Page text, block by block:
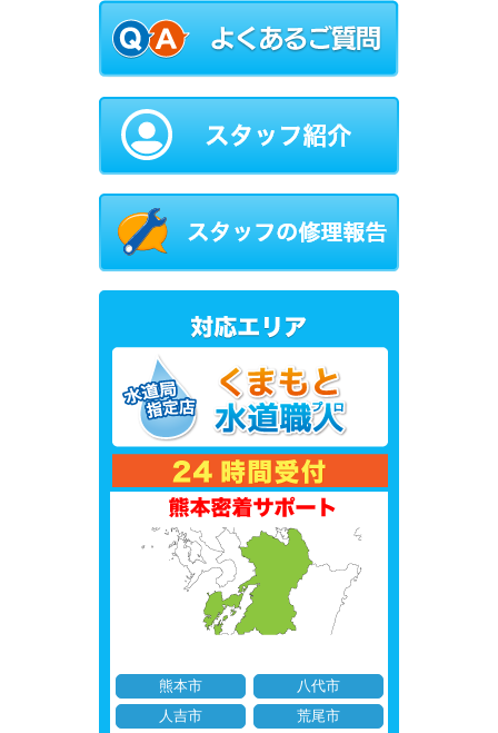
熊本市
八代市
人吉市
荒尾市